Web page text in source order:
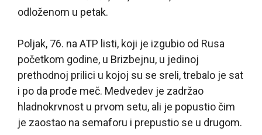
odloženom u petak.
Poljak, 76. na ATP listi, koji je izgubio od Rusa
početkom godine, u Brizbejnu, u jedinoj
prethodnoj prilici u kojoj su se sreli, trebalo je sat
i po da prođe meč. Medvedev je zadržao
hladnokrvnost u prvom setu, ali je popustio čim
je zaostao na semaforu i prepustio se u drugom.